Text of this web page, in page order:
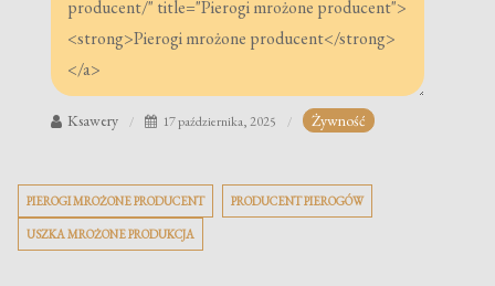
Ksawery 17 października, 2025 Żywność
PIEROGI MROŻONE PRODUCENT PRODUCENT PIEROGÓW
USZKA MROŻONE PRODUKCJA